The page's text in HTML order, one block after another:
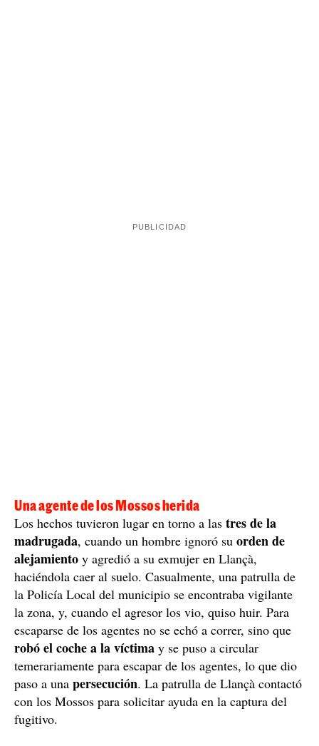
Una agente de los Mossos herida
Los hechos tuvieron lugar en torno a las tres de la
madrugada, cuando un hombre ignoró su orden de
alejamiento y agredió a su exmujer en Llançà,
haciéndola caer al suelo. Casualmente, una patrulla de
la Policía Local del municipio se encontraba vigilante
la zona, y, cuando el agresor los vio, quiso huir. Para
escaparse de los agentes no se echó a correr, sino que
robó el coche a la víctima y se puso a circular
temerariamente para escapar de los agentes, lo que dio
paso a una persecución. La patrulla de Llançà contactó
con los Mossos para solicitar ayuda en la captura del
fugitivo.